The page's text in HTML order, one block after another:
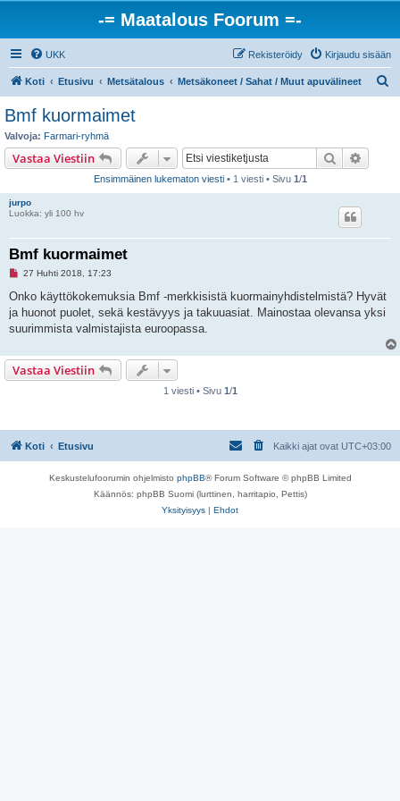
-= Maatalous Foorum =-
UKK Kirjaudu sisään
Rekisteröidy
Koti Etusivu Metsätalous Metsäkoneet / Sahat / Muut apuvälineet
Bmf kuormaimet
Valvoja: Farmari-ryhmä
Vastaa Viestiin Etsi
Ensimmäinen lukematon viesti• 1 viesti • Sivu 1/1
jurpo
Luokka: yli 100 hv
Bmf kuormaimet
L
k
m
a
n
v
i
27 Huhti 2018, 17:23
Onko käyttökokemuksia Bmf -merkkisistä kuormainyhdistelmistä? Hyvät
ja huonot puolet, sekä kestävyys ja takuuasiat. Mainostaa olevansa yksi
suurimmista valmistajista euroopassa.
Vastaa Viestiin
1 viesti • Sivu 1/1
Koti Etusivu Kaikki ajat ovat UTC+03:00
Keskustelufoorumin ohjelmisto phpBB® Forum Software © phpBB Limited
Käännös: phpBB Suomi (lurttinen, harritapio, Pettis)
Yksityisyys | Ehdot